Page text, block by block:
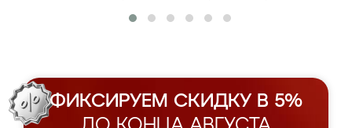
ФИКСИРУЕМ СКИДКУ В 5%